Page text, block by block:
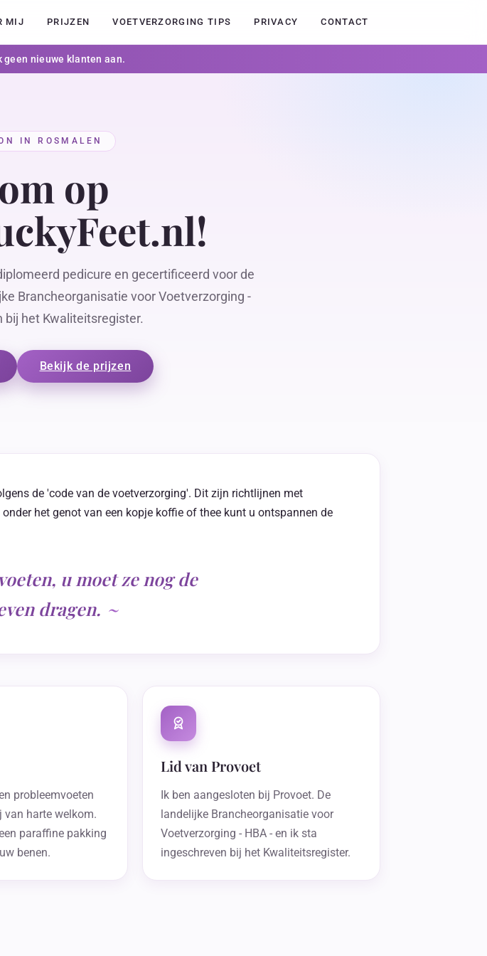
MIJ PRIJZEN VOETVERZORGING TIPS PRIVACY CONTACT
geen nieuwe klanten aan.
IN ROSMALEN
op
pedicure en gecertificeerd voor de
Brancheorganisatie voor Voetverzorging -
bij het Kwaliteitsregister.
Bekijk de prijzen
de 'code van de voetverzorging'. Dit zijn richtlijnen met
het genot van een kopje koffie of thee kunt u ontspannen de
u moet ze nog de
dragen.
probleemvoeten
van harte welkom.
paraffine pakking
benen.
Lid van Provoet
Ik ben aangesloten bij Provoet. De
landelijke Brancheorganisatie voor
Voetverzorging - HBA - en ik sta
ingeschreven bij het Kwaliteitsregister.